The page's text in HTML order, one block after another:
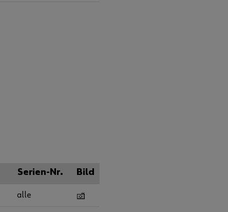
Serien-Nr. Bild
alle